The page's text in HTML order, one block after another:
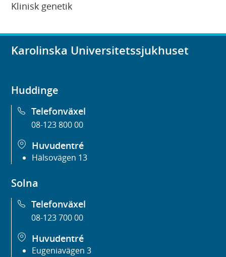
Klinisk genetik
Karolinska Universitetssjukhuset
Huddinge
Telefonväxel
08-123 800 00
Huvudentré
Hälsovägen 13
Solna
Telefonväxel
08-123 700 00
Huvudentré
Eugeniavägen 3